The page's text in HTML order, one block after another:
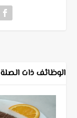
الوظائف ذات الصلة